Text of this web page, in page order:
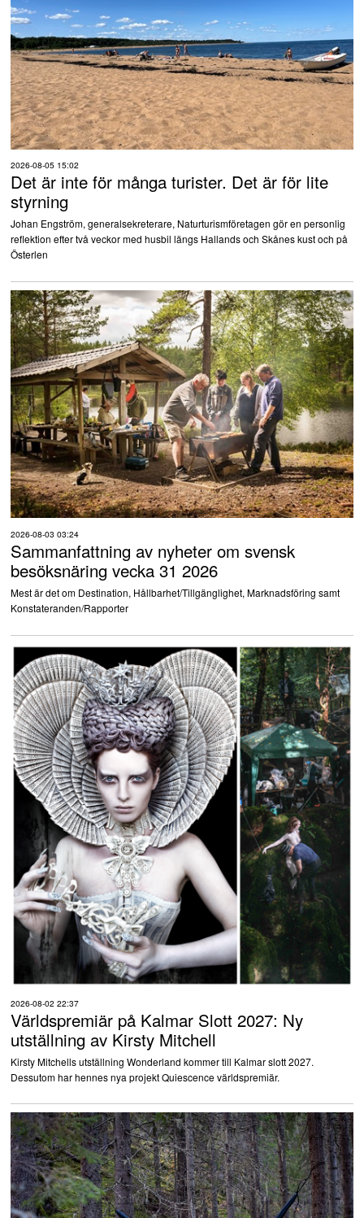
2026-08-05 15:02
Det är inte för många turister. Det är för lite
styrning
Johan Engström, generalsekreterare, Naturturismföretagen gör en personlig
reflektion efter två veckor med husbil längs Hallands och Skånes kust och på
Österlen
2026-08-03 03:24
Sammanfattning av nyheter om svensk
besöksnäring vecka 31 2026
Mest är det om Destination, Hållbarhet/Tillgänglighet, Marknadsföring samt
Konstateranden/Rapporter
2026-08-02 22:37
Världspremiär på Kalmar Slott 2027: Ny
utställning av Kirsty Mitchell
Kirsty Mitchells utställning Wonderland kommer till Kalmar slott 2027.
Dessutom har hennes nya projekt Quiescence världspremiär.